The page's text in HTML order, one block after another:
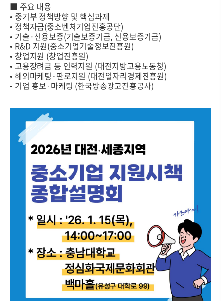
■ 주요 내용
• 중기부 정책방향 및 핵심과제
• 정책자금(중소벤처기업진흥공단)
• 기술·신용보증(기술보증기금, 신용보증기금)
• R&D 지원(중소기업기술정보진흥원)
• 창업지원 (창업진흥원)
• 고용장려금 등 인력지원 (대전지방고용노동청)
• 해외마케팅·판로지원 (대전일자리경제진흥원)
• 기업 홍보·마케팅 (한국방송광고진흥공사)